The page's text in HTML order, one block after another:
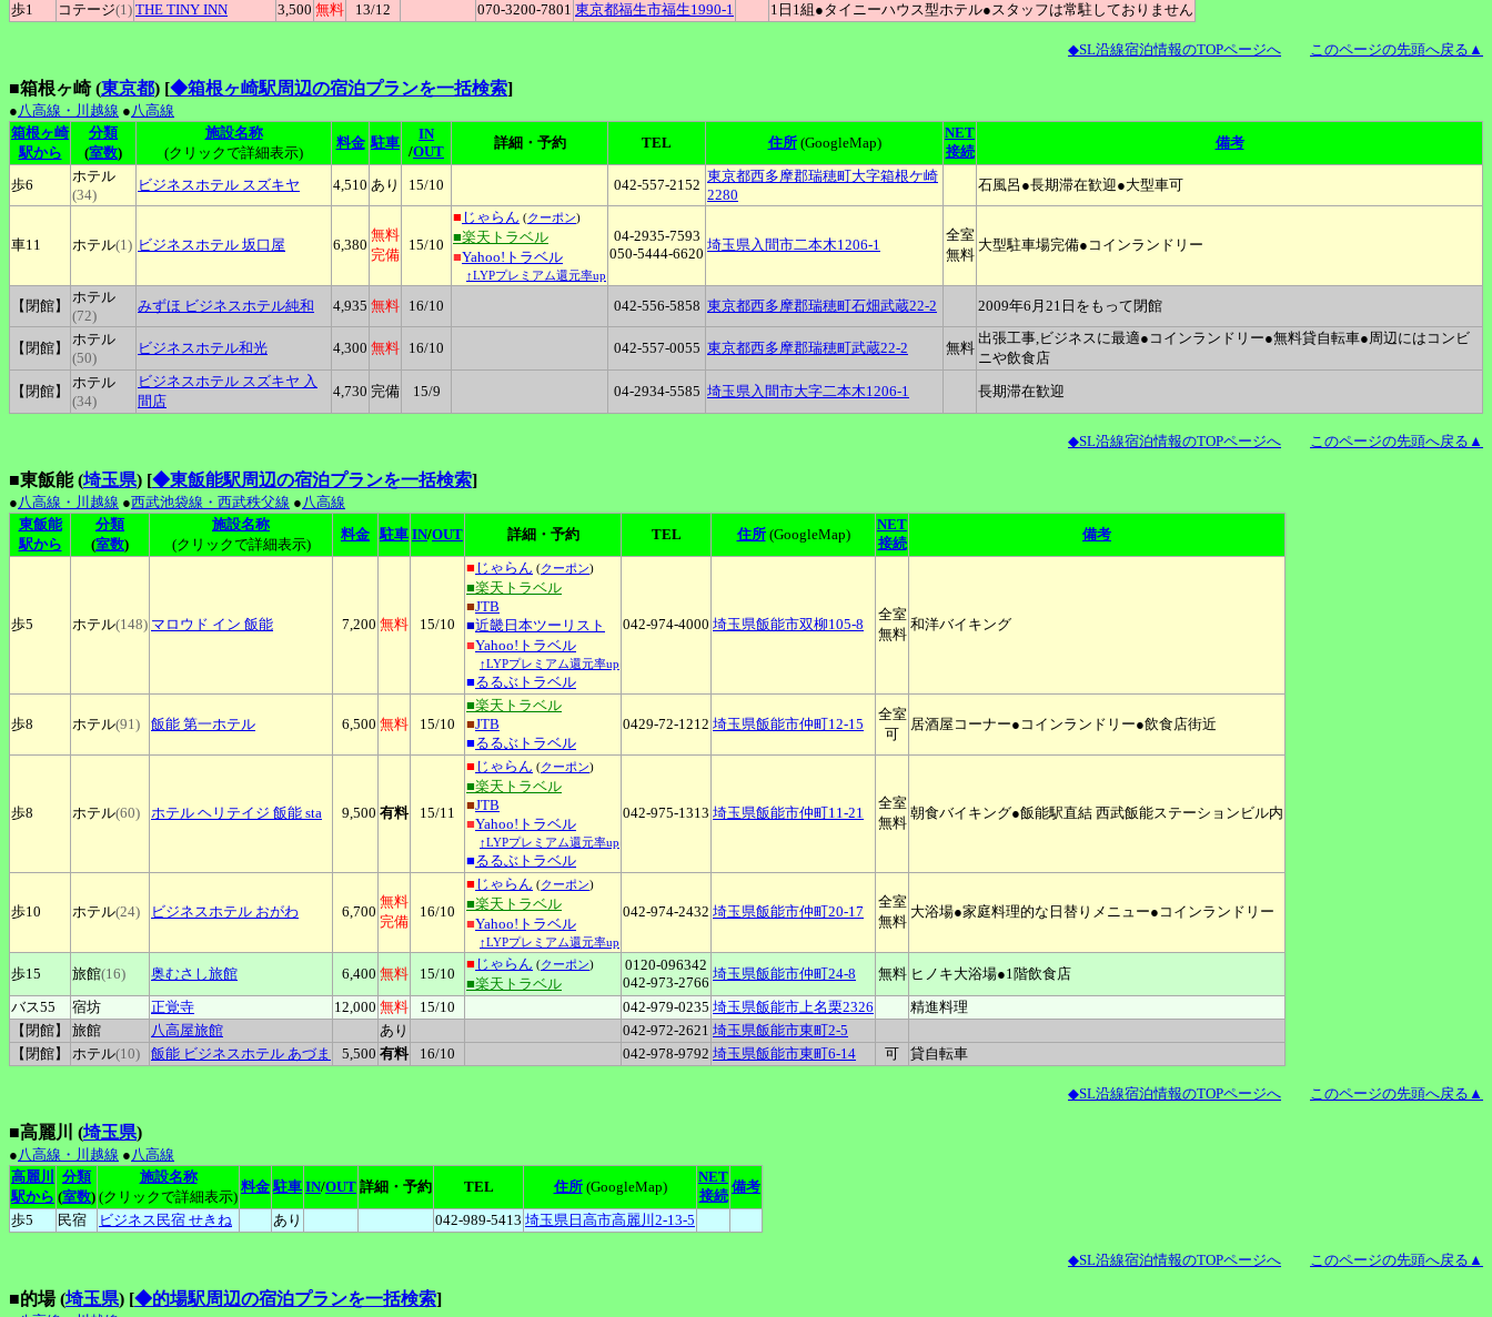
歩1
コテージ(1) THE TINY INN 3,500 無料 13/12 070-3200-7801 東京都福生市福生1990-1 1日1組●タイニーハウス型ホテル●スタッフは常駐しておりません
◆SL沿線宿泊情報のTOPページへ このページの先頭へ戻る▲
■箱根ヶ崎 (東京都) [◆箱根ヶ崎駅周辺の宿泊プランを一括検索]
●八高線・川越線 ●八高線
箱根ヶ崎
駅から
分類
(室数)
施設名称
(クリックで詳細表示)
料金 駐車
IN
/OUT
詳細・予約 TEL 住所(GoogleMap)
NET
接続
備考
歩6
ホテル
(34)
ビジネスホテル スズキヤ 4,510 あり 15/10 042-557-2152
東京都西多摩郡瑞穂町大字箱根ケ崎
2280
石風呂●長期滞在歓迎●大型車可
車11 ホテル(1) ビジネスホテル 坂口屋 6,380
無料
完備
15/10
■ じゃらん (クーポン)
■楽天トラベル
■Yahoo!トラベル
↑LYPプレミアム還元率up
04-2935-7593
050-5444-6620
埼玉県入間市二本木1206-1
全室
無料
大型駐車場完備●コインランドリー
【閉館】
ホテル
(72)
みずほ ビジネスホテル純和 4,935 無料 16/10 042-556-5858 東京都西多摩郡瑞穂町石畑武蔵22-2 2009年6月21日をもって閉館
【閉館】
ホテル
(50)
ビジネスホテル和光 4,300 無料 16/10 042-557-0055 東京都西多摩郡瑞穂町武蔵22-2 無料
出張工事,ビジネスに最適●コインランドリー●無料貸自転車●周辺にはコンビ
ニや飲食店
【閉館】
ホテル
(34)
ビジネスホテル スズキヤ 入
間店
4,730 完備 15/9 04-2934-5585 埼玉県入間市大字二本木1206-1 長期滞在歓迎
◆SL沿線宿泊情報のTOPページへ このページの先頭へ戻る▲
■東飯能 (埼玉県) [◆東飯能駅周辺の宿泊プランを一括検索]
●八高線・川越線 ●西武池袋線・西武秩父線 ●八高線
東飯能
駅から
分類
(室数)
施設名称
(クリックで詳細表示)
料金 駐車 IN/OUT 詳細・予約 TEL 住所(GoogleMap)
NET
接続
備考
歩5 ホテル(148) マロウド イン 飯能 7,200 無料 15/10
■ じゃらん (クーポン)
■楽天トラベル
■JTB
■近畿日本ツーリスト
■Yahoo!トラベル
↑LYPプレミアム還元率up
■るるぶトラベル
042-974-4000 埼玉県飯能市双柳105-8
全室
無料
和洋バイキング
歩8 ホテル(91) 飯能 第一ホテル 6,500 無料 15/10
■楽天トラベル
■JTB
■るるぶトラベル
0429-72-1212 埼玉県飯能市仲町12-15
全室
可
居酒屋コーナー●コインランドリー●飲食店街近
歩8 ホテル(60) ホテル ヘリテイジ 飯能 sta 9,500 有料 15/11
■ じゃらん (クーポン)
■楽天トラベル
■JTB
■Yahoo!トラベル
↑LYPプレミアム還元率up
■るるぶトラベル
042-975-1313 埼玉県飯能市仲町11-21
全室
無料
朝食バイキング●飯能駅直結 西武飯能ステーションビル内
歩10 ホテル(24) ビジネスホテル おがわ 6,700
無料
完備
16/10
■ じゃらん (クーポン)
■楽天トラベル
■Yahoo!トラベル
↑LYPプレミアム還元率up
042-974-2432 埼玉県飯能市仲町20-17
全室
無料
大浴場●家庭料理的な日替りメニュー●コインランドリー
歩15 旅館(16) 奥むさし旅館 6,400 無料 15/10
■ じゃらん (クーポン)
■楽天トラベル
0120-096342
042-973-2766
埼玉県飯能市仲町24-8 無料 ヒノキ大浴場●1階飲食店
バス55
宿坊 正覚寺 12,000 無料 15/10 042-979-0235 埼玉県飯能市上名栗2326
精進料理
【閉館】
旅館 八高屋旅館 あり 042-972-2621 埼玉県飯能市東町2-5
【閉館】
ホテル(10) 飯能 ビジネスホテル あづま 5,500 有料 16/10 042-978-9792 埼玉県飯能市東町6-14 可 貸自転車
◆SL沿線宿泊情報のTOPページへ このページの先頭へ戻る▲
■高麗川 (埼玉県)
●八高線・川越線 ●八高線
高麗川
駅から
分類
(室数)
施設名称
(クリックで詳細表示)
料金 駐車 IN/OUT 詳細・予約 TEL 住所(GoogleMap)
NET
接続
備考
歩5
民宿 ビジネス民宿 せきね あり 042-989-5413 埼玉県日高市高麗川2-13-5
◆SL沿線宿泊情報のTOPページへ このページの先頭へ戻る▲
■的場 (埼玉県) [◆的場駅周辺の宿泊プランを一括検索]